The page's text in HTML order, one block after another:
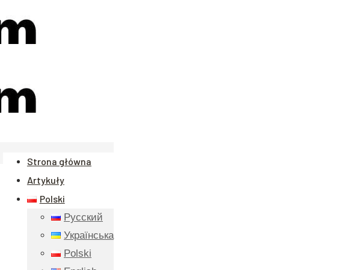
Strona główna
Artykuły
Polski
Русский
Українська
Polski